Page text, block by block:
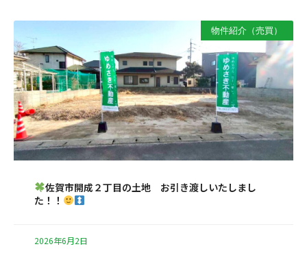
物件紹介（売買）
佐賀市開成２丁目の土地 お引き渡しいたしまし
た！！
2026年6月2日